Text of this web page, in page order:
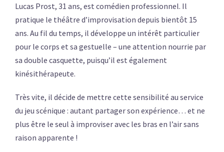
Lucas Prost, 31 ans, est comédien professionnel. Il
pratique le théâtre d’improvisation depuis bientôt 15
ans. Au fil du temps, il développe un intérêt particulier
pour le corps et sa gestuelle – une attention nourrie par
sa double casquette, puisqu’il est également
kinésithérapeute.
Très vite, il décide de mettre cette sensibilité au service
du jeu scénique : autant partager son expérience… et ne
plus être le seul à improviser avec les bras en l’air sans
raison apparente !